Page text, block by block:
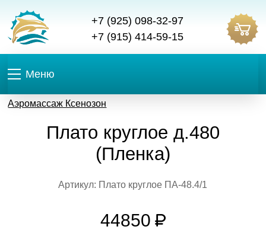
+7 (925) 098-32-97
+7 (915) 414-59-15
Меню
Аэромассаж Ксенозон
Плато круглое д.480
(Пленка)
Артикул: Плато круглое ПА-48.4/1
44850